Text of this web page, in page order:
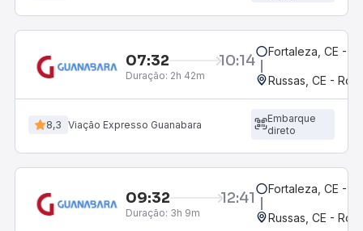
07:32 10:14
Duração: 2h 42m
Fortaleza, CE -
Russas, CE -
8,3 Viação Expresso Guanabara
Embarque
direto
09:32 12:41
Duração: 3h 9m
Fortaleza, CE -
Russas, CE -